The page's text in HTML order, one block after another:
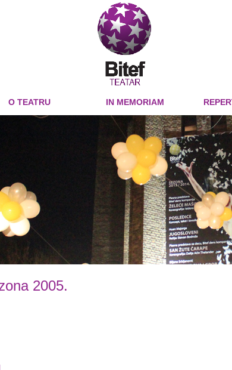
O TEATRU IN MEMORIAM
2005.